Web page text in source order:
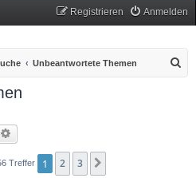
Anmelden
Registrieren
Unbeantwortete Themen
Treffer 1 2 3